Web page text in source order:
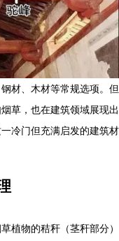
材、木材等常规选项。但
草，也在建筑领域展现出
冷门但充满启发的建筑材
植物的秸秆（茎秆部分）